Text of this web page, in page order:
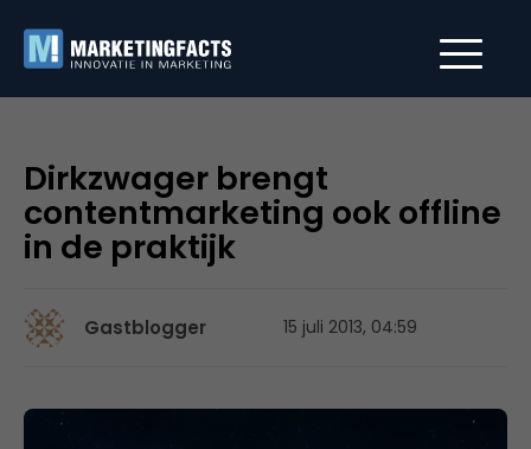
Dirkzwager brengt
contentmarketing ook offline
in de praktijk
Gastblogger 15 juli 2013, 04:59